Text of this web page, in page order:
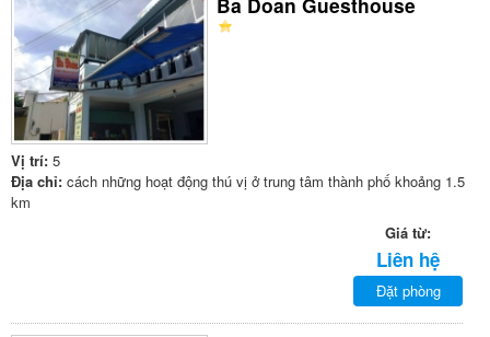
Vị trí: 5
Địa chỉ: cách những hoạt động thú vị ở trung tâm thành phố khoảng 1.5
km
Giá từ:
Liên hệ
Đặt phòng